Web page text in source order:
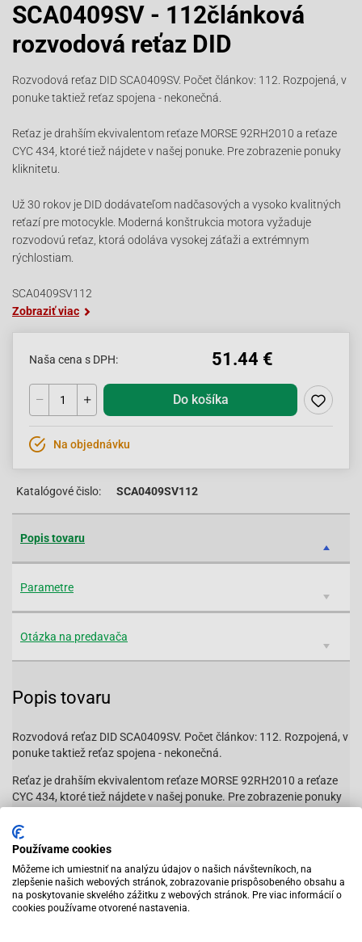
SCA0409SV - 112článková
rozvodová reťaz DID
Rozvodová reťaz DID SCA0409SV. Počet článkov: 112. Rozpojená, v
ponuke taktiež reťaz spojena - nekonečná.
Reťaz je drahším ekvivalentom reťaze MORSE 92RH2010 a reťaze
CYC 434, ktoré tiež nájdete v našej ponuke. Pre zobrazenie ponuky
kliknitetu.
Už 30 rokov je DID dodávateľom nadčasových a vysoko kvalitných
reťazí pre motocykle. Moderná konštrukcia motora vyžaduje
rozvodovú reťaz, ktorá odoláva vysokej záťaži a extrémnym
rýchlostiam.
SCA0409SV112
Zobraziť viac
Naša cena s DPH: 51.44 €
Do košíka
Na objednávku
Katalógové čislo: SCA0409SV112
Popis tovaru
Parametre
Otázka na predavača
Popis tovaru
Rozvodová reťaz DID SCA0409SV. Počet článkov: 112. Rozpojená, v
ponuke taktiež reťaz spojena - nekonečná.
Reťaz je drahším ekvivalentom reťaze MORSE 92RH2010 a reťaze
CYC 434, ktoré tiež nájdete v našej ponuke. Pre zobrazenie ponuky
Už 30 rokov je DID dodávateľom nadčasových a vysoko kvalitných
reťazí pre motocykle. Moderná konštrukcia motora vyžaduje
rozvodovú reťaz, ktorá odoláva vysokej záťaži a extrémnym
rýchlostiam.
SCA0409SV112
Používame cookies
Môžeme ich umiestniť na analýzu údajov o našich návštevníkoch, na
zlepšenie našich webových stránok, zobrazovanie prispôsobeného obsahu a
na poskytovanie skvelého zážitku z webových stránok. Pre viac informácií o
cookies používame otvorené nastavenia.